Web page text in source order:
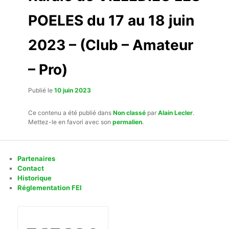
POELES du 17 au 18 juin
2023 – (Club – Amateur
– Pro)
Publié le 10 juin 2023
Ce contenu a été publié dans Non classépar Alain Lecler.
Mettez-le en favori avec son permalien.
Partenaires
Contact
Historique
Réglementation FEI